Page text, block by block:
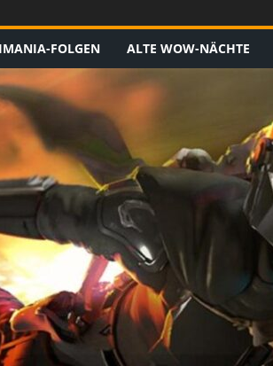
FOLGEN ALTE WOW-NÄCHTE